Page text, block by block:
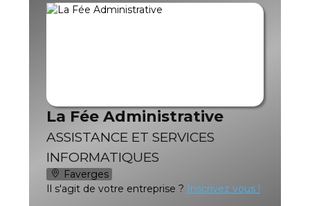
La Fée Administrative
ASSISTANCE ET SERVICES
INFORMATIQUES
Faverges
Il s'agit de votre entreprise ? Inscrivez vous !